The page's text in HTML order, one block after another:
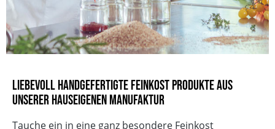
Sojafrei
Ohne Geschmacksverstärker
Mit natürlicher Süße
Laktosefrei
Liebevoll handgefertigte Feinkost Produkte aus
unserer hauseigenen Manufaktur
Tauche ein in eine ganz besondere Feinkost